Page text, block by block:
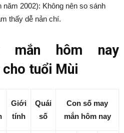
2002): Không nên so sánh
thấy dễ nản chí.
mắn hôm nay
tuổi Mùi
Giới
tính
Quái
số
Con số may
mắn hôm nay